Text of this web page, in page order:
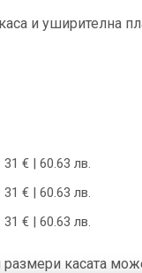
и уширителна
31 € | 60.63 лв.
31 € | 60.63 лв.
31 € | 60.63 лв.
касата